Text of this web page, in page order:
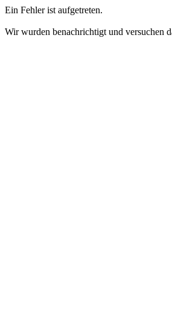
Ein Fehler ist aufgetreten.
Wir wurden benachrichtigt und versuchen